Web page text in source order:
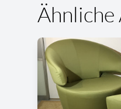
Ähnliche